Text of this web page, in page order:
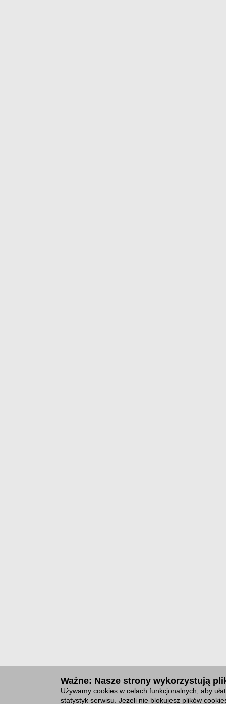
Ważne: Nasze strony wykorzystują
Używamy cookies w celach funkcjonalnych, aby
statystyk serwisu. Jeżeli nie blokujesz plików